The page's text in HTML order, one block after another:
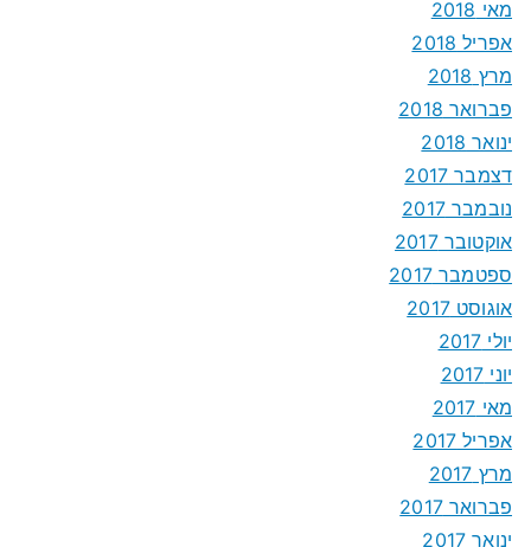
מאי 2018
אפריל 2018
מרץ 2018
פברואר 2018
ינואר 2018
דצמבר 2017
נובמבר 2017
אוקטובר 2017
ספטמבר 2017
אוגוסט 2017
יולי 2017
יוני 2017
מאי 2017
אפריל 2017
מרץ 2017
פברואר 2017
ינואר 2017